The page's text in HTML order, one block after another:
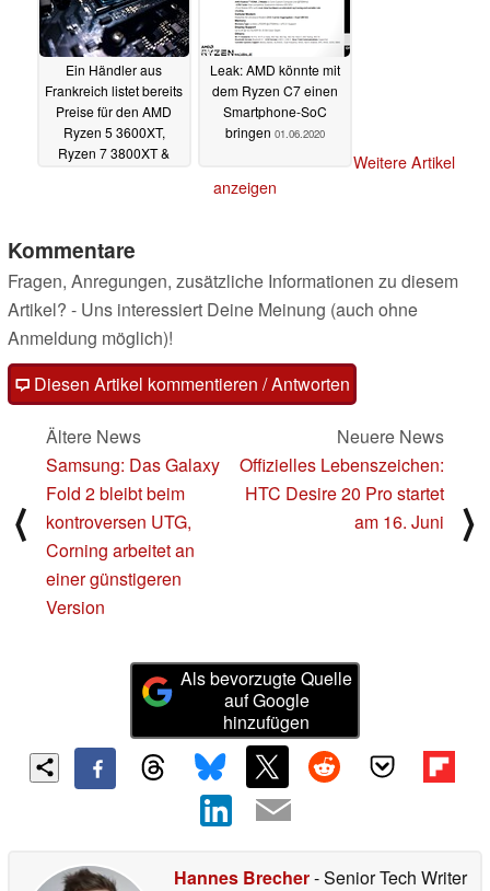
Ein Händler aus
Frankreich listet bereits
Preise für den AMD
Ryzen 5 3600XT,
Ryzen 7 3800XT &
Leak: AMD könnte mit
dem Ryzen C7 einen
Smartphone-SoC
bringen 01.06.2020
Weitere Artikel
anzeigen
Kommentare
Fragen, Anregungen, zusätzliche Informationen zu diesem
Artikel? - Uns interessiert Deine Meinung (auch ohne
Anmeldung möglich)!
Diesen Artikel kommentieren / Antworten
⟨
Ältere News
Samsung: Das Galaxy
Fold 2 bleibt beim
kontroversen UTG,
Corning arbeitet an
einer günstigeren
Version
Neuere News
Offizielles Lebenszeichen:
HTC Desire 20 Pro startet
am 16. Juni
⟩
Als bevorzugte Quelle
auf Google
hinzufügen
Hannes Brecher- Senior Tech Writer